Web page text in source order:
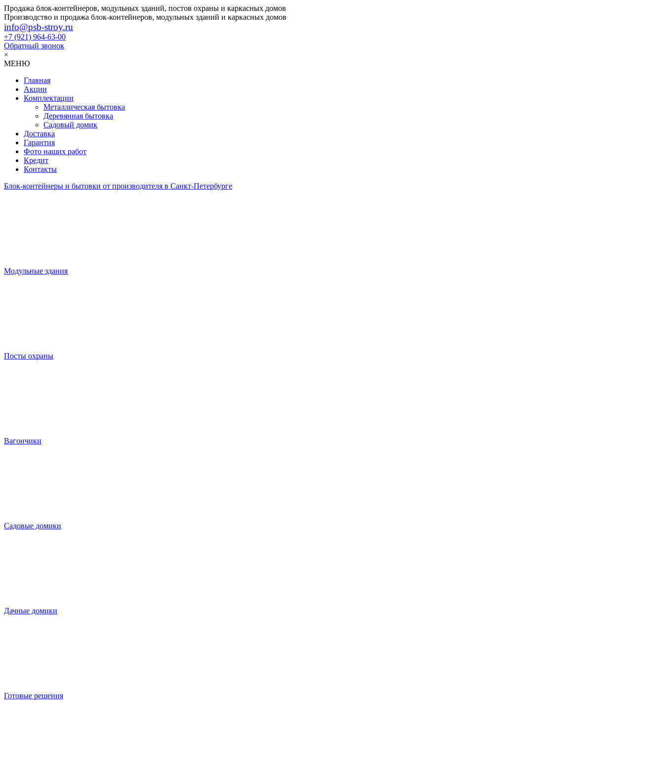
Продажа блок-контейнеров, модульных зданий, постов охраны и каркасных домов
Производство и продажа блок-контейнеров, модульных зданий и каркасных домов
info@psb-stroy.ru
+7 (921) 964-63-00
Обратный звонок
×
МЕНЮ
Главная
Акции
Комплектации
Металлическая бытовка
Деревянная бытовка
Садовый домик
Доставка
Гарантия
Фото наших работ
Кредит
Контакты
Блок-контейнеры и бытовки от производителя в Санкт-Петербурге
Модульные здания
Посты охраны
Вагончики
Садовые домики
Дачные домики
Готовые решения